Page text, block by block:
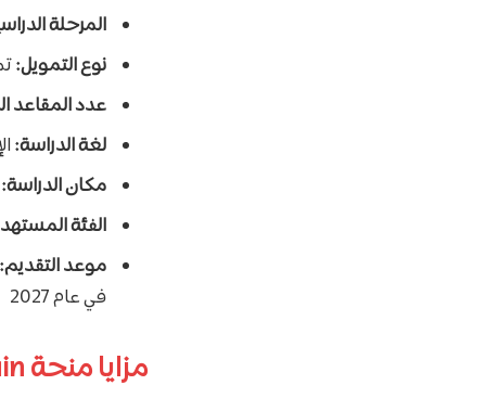
المرحلة
نوع التمويل:
عدد المقاعد
لغة الدراسة:
مكان الدراسة:
الفئة
موعد التقديم:
في عام 2027
مزايا منحة McCall MacBain: